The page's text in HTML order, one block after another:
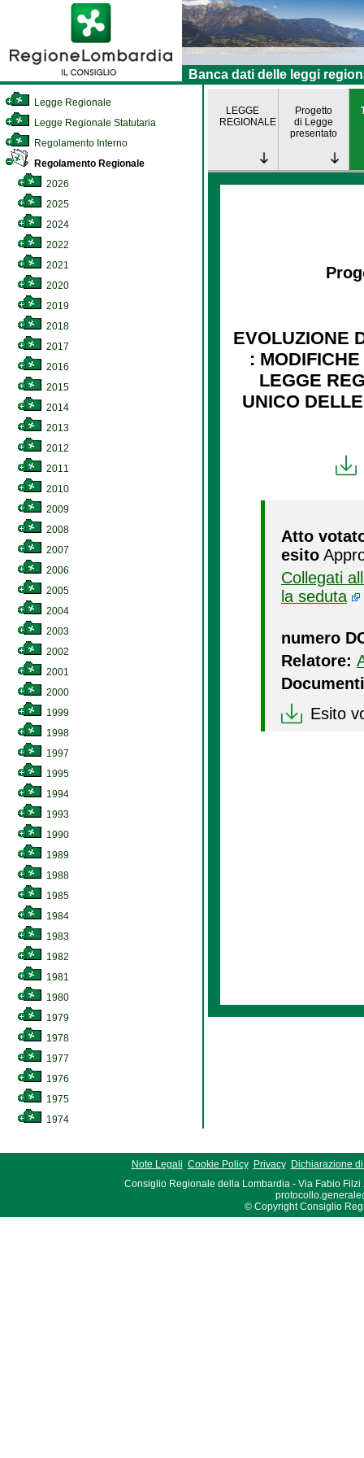
Banca dati delle leggi
Legge Regionale
Legge Regionale Statutaria
Regolamento Interno
Regolamento Regionale
2026
2025
2024
2022
2021
2020
2019
2018
2017
2016
2015
2014
2013
2012
2011
2010
2009
2008
2007
2006
2005
2004
2003
2002
2001
2000
1999
1998
1997
1995
1994
1993
1990
1989
1988
1985
1984
1983
1982
1981
1980
1979
1978
1977
1976
1975
1974
LEGGE
REGIONALE
Progetto
di Legge
presentato
EVOLUZIONE
:
LEGGE
UNICO
Atto
esito
Collegati
la seduta
numero
Relatore:
Esito
Note Legali Cookie Policy Privacy
Dichiarazione
Consiglio Regionale della Lombardia - Via Fabio Filzi
© Copyright Consiglio